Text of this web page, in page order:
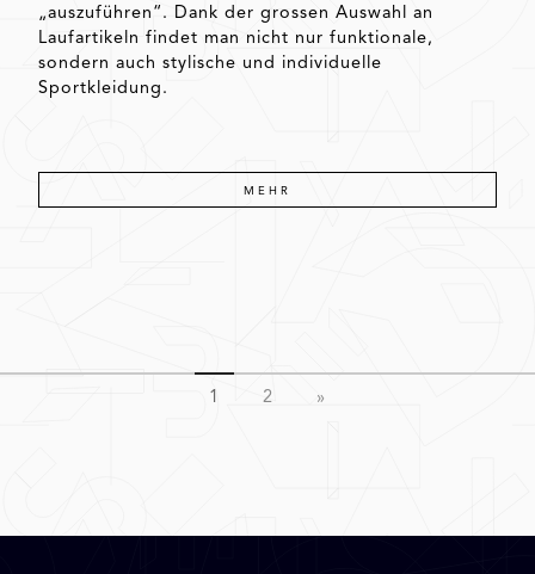
„auszuführen“. Dank der grossen Auswahl an
Laufartikeln findet man nicht nur funktionale,
sondern auch stylische und individuelle
Sportkleidung.
MEHR
1 2 »